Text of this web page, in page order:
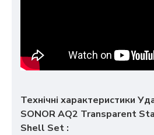
Технічні характеристики
SONOR AQ2 Transparent
Shell Set :